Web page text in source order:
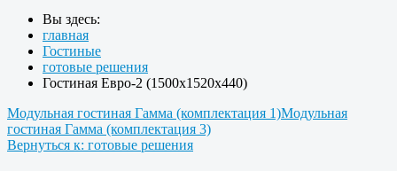
Вы здесь:
главная
Гостиные
готовые решения
Гостиная Евро-2 (1500х1520х440)
Модульная гостиная Гамма (комплектация 1)Модульная
гостиная Гамма (комплектация 3)
Вернуться к: готовые решения